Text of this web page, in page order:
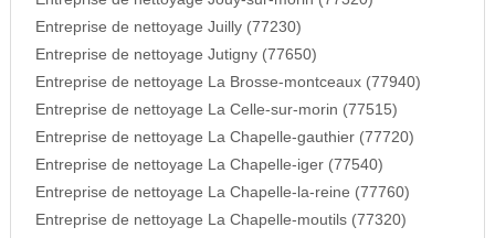
Entreprise de nettoyage Juilly (77230)
Entreprise de nettoyage Jutigny (77650)
Entreprise de nettoyage La Brosse-montceaux (77940)
Entreprise de nettoyage La Celle-sur-morin (77515)
Entreprise de nettoyage La Chapelle-gauthier (77720)
Entreprise de nettoyage La Chapelle-iger (77540)
Entreprise de nettoyage La Chapelle-la-reine (77760)
Entreprise de nettoyage La Chapelle-moutils (77320)